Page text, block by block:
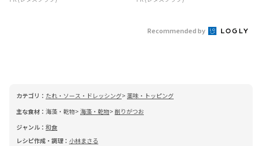
Recommended by
カテゴリ： たれ・ソース・ドレッシング 薬味・トッピング
主な食材： 海藻・乾物 海藻・乾物 削りがつお
ジャンル： 和食
レシピ作成・調理： 小林まさる